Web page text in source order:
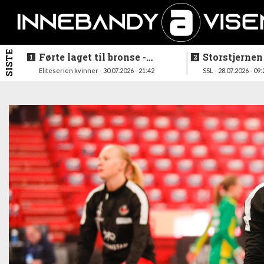
SISTE
Førte laget til bronse -
trenerduoen ferdige i
Eliteserien kvinner - 30.07.2026 - 21:42
ferdig -
SSL - 28.07.2026 -